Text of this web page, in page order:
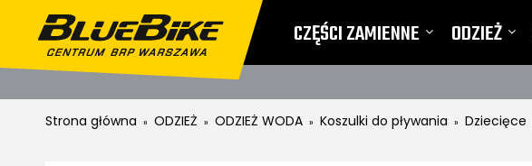
CZĘŚCI ZAMIENNE ODZIEŻ
Strona główna » ODZIEŻ » ODZIEŻ WODA » Koszulki do pływania » Dziecięce